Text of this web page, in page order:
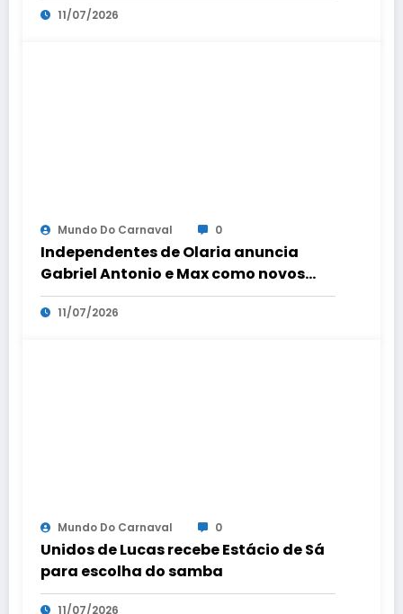
11/07/2026
Mundo Do Carnaval 0
Independentes de Olaria anuncia
Gabriel Antonio e Max como novos
coreógrafos
11/07/2026
Mundo Do Carnaval 0
Unidos de Lucas recebe Estácio de Sá
para escolha do samba
11/07/2026